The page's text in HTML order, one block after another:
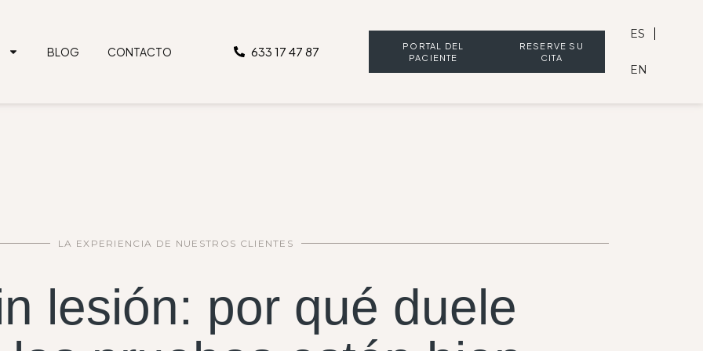
BLOG CONTACTO 633 17 47 87
PORTAL DEL
PACIENTE
RESERVE SU
CITA
ES
EN
LA EXPERIENCIA DE NUESTROS CLIENTES
lesión: por qué duele